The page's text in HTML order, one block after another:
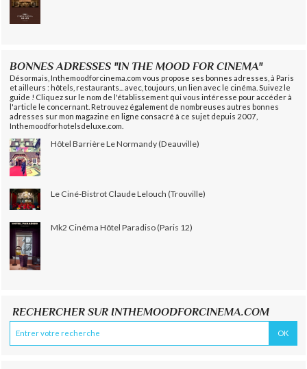
BONNES ADRESSES "IN THE MOOD FOR CINEMA"
Désormais, Inthemoodforcinema.com vous propose ses bonnes adresses, à Paris
et ailleurs : hôtels, restaurants... avec, toujours, un lien avec le cinéma. Suivez le
guide ! Cliquez sur le nom de l'établissement qui vous intéresse pour accéder à
l'article le concernant. Retrouvez également de nombreuses autres bonnes
adresses sur mon magazine en ligne consacré à ce sujet depuis 2007,
Inthemoodforhotelsdeluxe.com.
Hôtel Barrière Le Normandy (Deauville)
Le Ciné-Bistrot Claude Lelouch (Trouville)
Mk2 Cinéma Hôtel Paradiso (Paris 12)
RECHERCHER SUR INTHEMOODFORCINEMA.COM